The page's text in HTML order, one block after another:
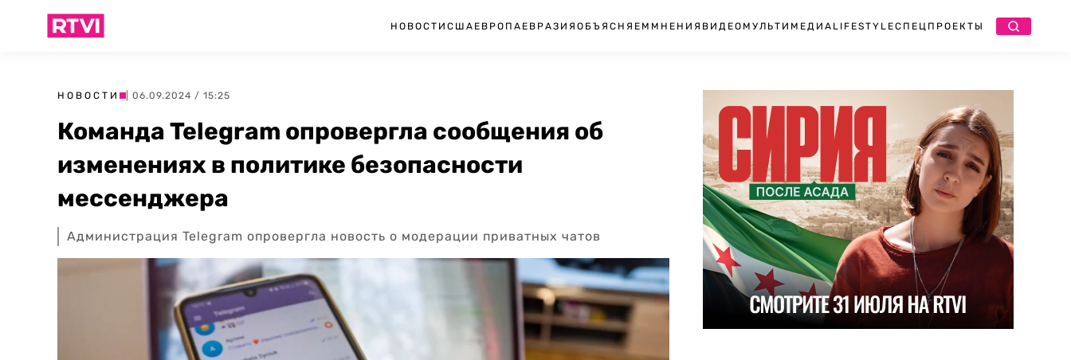
НОВОСТИ США ЕВРОПА ЕВРАЗИЯ ОБЪЯСНЯЕМ МНЕНИЯ ВИДЕО МУЛЬТИМЕДИА LIFESTYLEСПЕЦПРОЕКТЫ
НОВОСТИ | 06.09.2024 / 15:25
Команда Telegram опровергла сообщения об
изменениях в политике безопасности
мессенджера
Администрация Telegram опровергла новость о модерации приватных чатов